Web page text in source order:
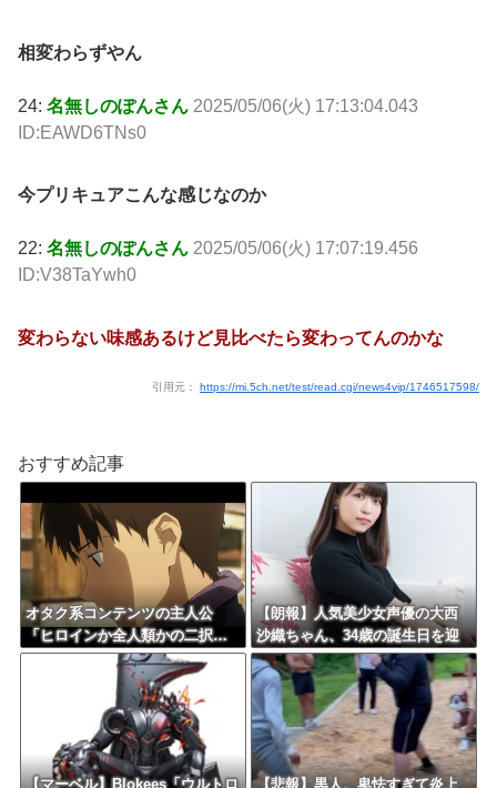
相変わらずやん
24: 名無しのぽんさん 2025/05/06(火) 17:13:04.043
ID:EAWD6TNs0
今プリキュアこんな感じなのか
22: 名無しのぽんさん 2025/05/06(火) 17:07:19.456
ID:V38TaYwh0
変わらない味感あるけど見比べたら変わってんのかな
引用元： https://mi.5ch.net/test/read.cgi/news4vip/1746517598/
おすすめ記事
オタク系コンテンツの主人公
「ヒロインか全人類かの二択…
ボクはヒロインを選ぶっ！ｗ
ｗ」←こういうの
【朗報】人気美少女声優の大西
沙織ちゃん、34歳の誕生日を迎
える・・・
【マーベル】Blokees「ウルトロ
【悲報】黒人、卑怯すぎて炎上